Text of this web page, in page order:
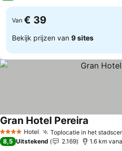
Van € 39
Bekijk prijzen van 9 sites
4 SterrenHotel Toplocatie in het
Gran Hotel Pereira
8,5 Uitstekend 2.169 1.6 km